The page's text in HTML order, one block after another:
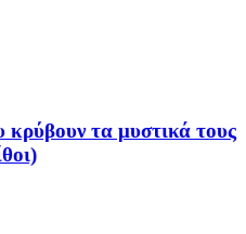
κρύβουν τα μυστικά τους